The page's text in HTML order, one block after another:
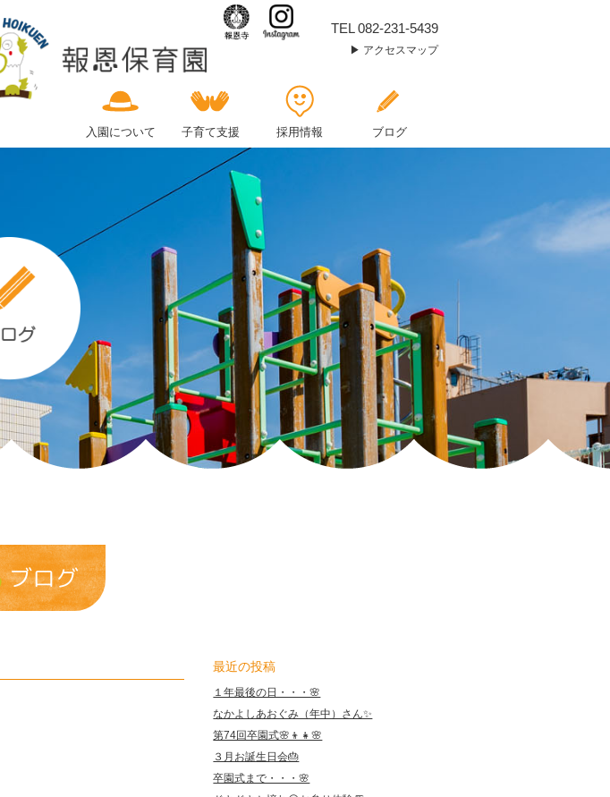
理
長
先
生
も？？
11
月
誕
生
日
会
☆
彡
|
報
TEL 082-231-5439
アクセスマップ
入園について 子育て支援 採用情報 ブログ
ブログ
最近の投稿
１年最後の日・・・🌸
なかよしあおぐみ（年中）さん✨
第74回卒園式🌸👦👧🌸
３月お誕生日会🎂
卒園式まで・・・🌸